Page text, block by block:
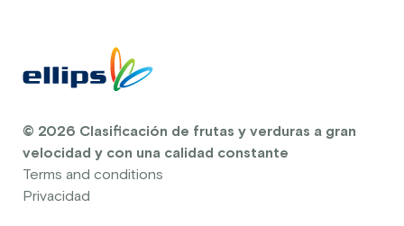
© 2026 Clasificación de frutas y verduras a gran
velocidad y con una calidad constante
Terms and conditions
Privacidad